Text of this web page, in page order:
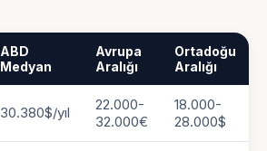
ABD
Medyan
Avrupa
Aralığı
Ortadoğu
Aralığı
30.380$/yıl
22.000-
32.000€
18.000-
28.000$